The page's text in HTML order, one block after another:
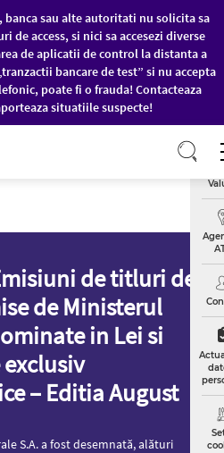
banca sau alte autoritati nu solicita sa
de access, si nici sa accesezi diverse
de aplicatii de control la distanta a
bancare de test” si nu accepta
poate fi o frauda! Contacteaza
situatiile suspecte!
de titluri de
de Ministerul
in Lei si
– Editia August
S.A. a fost desemnată, alături